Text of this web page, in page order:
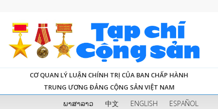
CƠ QUAN LÝ LUẬN CHÍNH TRỊ CỦA BAN CHẤP HÀNH
TRUNG ƯƠNG ĐẢNG CỘNG SẢN VIỆT NAM
ພາສາລາວ 中文 ENGLISH
ESPAÑOL